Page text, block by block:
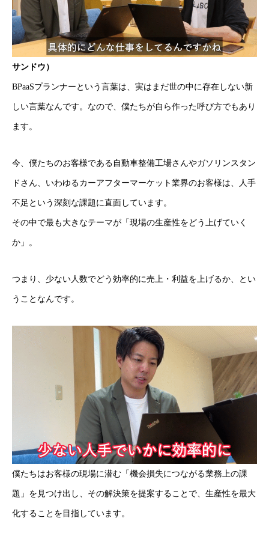
サンドウ）
BPaaSプランナーという言葉は、実はまだ世の中に存在しない新
しい言葉なんです。なので、僕たちが自ら作った呼び方でもあり
ます。
今、僕たちのお客様である自動車整備工場さんやガソリンスタン
ドさん、いわゆるカーアフターマーケット業界のお客様は、人手
不足という深刻な課題に直面しています。
その中で最も大きなテーマが「現場の生産性をどう上げていく
か」。
つまり、少ない人数でどう効率的に売上・利益を上げるか、とい
うことなんです。
僕たちはお客様の現場に潜む「機会損失につながる業務上の課
題」を見つけ出し、その解決策を提案することで、生産性を最大
化することを目指しています。